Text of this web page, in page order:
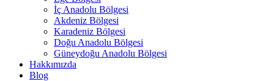
İç Anadolu Bölgesi
Akdeniz Bölgesi
Karadeniz Bölgesi
Doğu Anadolu Bölgesi
Güneydoğu Anadolu Bölgesi
Hakkımızda
Blog